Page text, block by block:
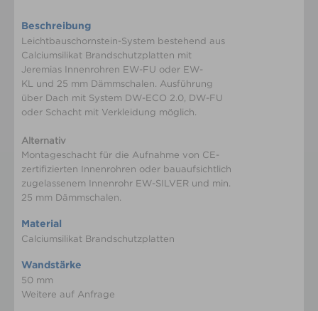
Beschreibung
Leichtbauschornstein-System bestehend aus
Calciumsilikat Brandschutzplatten mit
Jeremias Innenrohren EW-FU oder EW-
KL und 25 mm Dämmschalen. Ausführung
über Dach mit System DW-ECO 2.0, DW-FU
oder Schacht mit Verkleidung möglich.
Alternativ
Montageschacht für die Aufnahme von CE-
zertifizierten Innenrohren oder bauaufsichtlich
zugelassenem Innenrohr EW-SILVER und min.
25 mm Dämmschalen.
Material
Calciumsilikat Brandschutzplatten
Wandstärke
50 mm
Weitere auf Anfrage